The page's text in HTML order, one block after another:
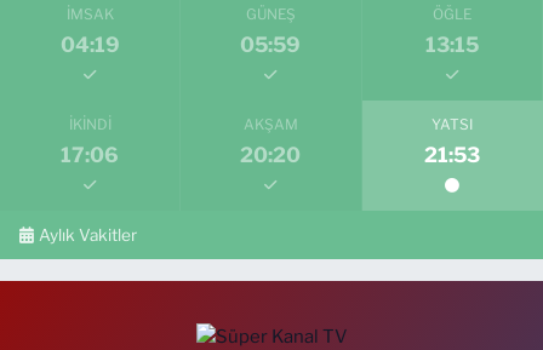
İMSAK
04:19
GÜNEŞ
05:59
ÖĞLE
13:15
İKINDI
17:06
AKŞAM
20:20
YATSI
21:53
Aylık Vakitler